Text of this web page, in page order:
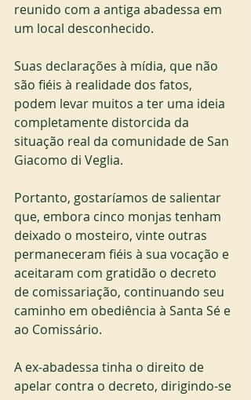
reunido com a antiga abadessa em
um local desconhecido.
Suas declarações à mídia, que não
são fiéis à realidade dos fatos,
podem levar muitos a ter uma ideia
completamente distorcida da
situação real da comunidade de San
Giacomo di Veglia.
Portanto, gostaríamos de salientar
que, embora cinco monjas tenham
deixado o mosteiro, vinte outras
permaneceram fiéis à sua vocação e
aceitaram com gratidão o decreto
de comissariação, continuando seu
caminho em obediência à Santa Sé e
ao Comissário.
A ex-abadessa tinha o direito de
apelar contra o decreto, dirigindo-se